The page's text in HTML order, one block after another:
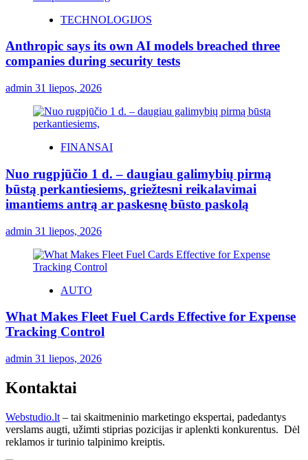
TECHNOLOGIJOS
Anthropic says its own AI models breached three
companies during security tests
admin 31 liepos, 2026
FINANSAI
Nuo rugpjūčio 1 d. – daugiau galimybių pirmą
būstą perkantiesiems, griežtesni reikalavimai
imantiems antrą ar paskesnę būsto paskolą
admin 31 liepos, 2026
AUTO
What Makes Fleet Fuel Cards Effective for Expense
Tracking Control
admin 31 liepos, 2026
Kontaktai
Webstudio.lt – tai skaitmeninio marketingo ekspertai, padedantys
verslams augti, užimti stiprias pozicijas ir aplenkti konkurentus. Dėl
reklamos ir turinio talpinimo kreiptis.